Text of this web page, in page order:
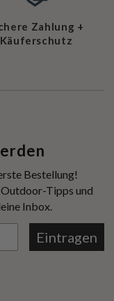
Zahlung +
Käuferschutz
Bestellung!
Tipps und
Inbox.
Eintragen